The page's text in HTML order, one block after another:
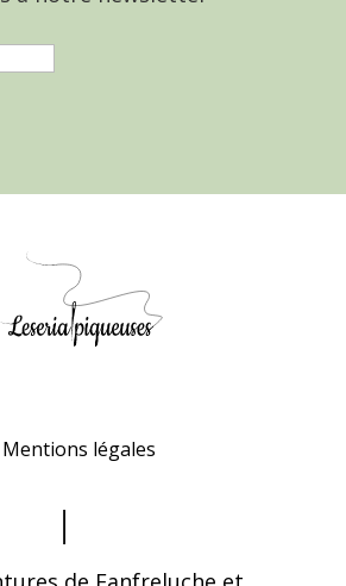
Mentions légales